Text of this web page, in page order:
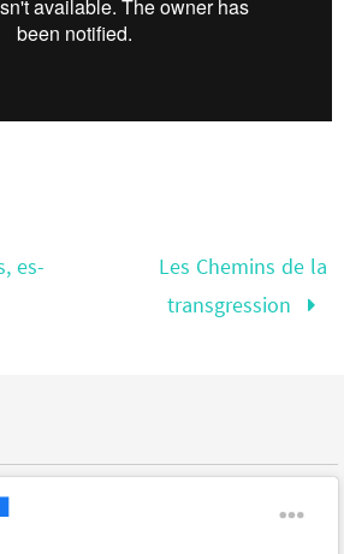
es-
Les Chemins de la
transgression